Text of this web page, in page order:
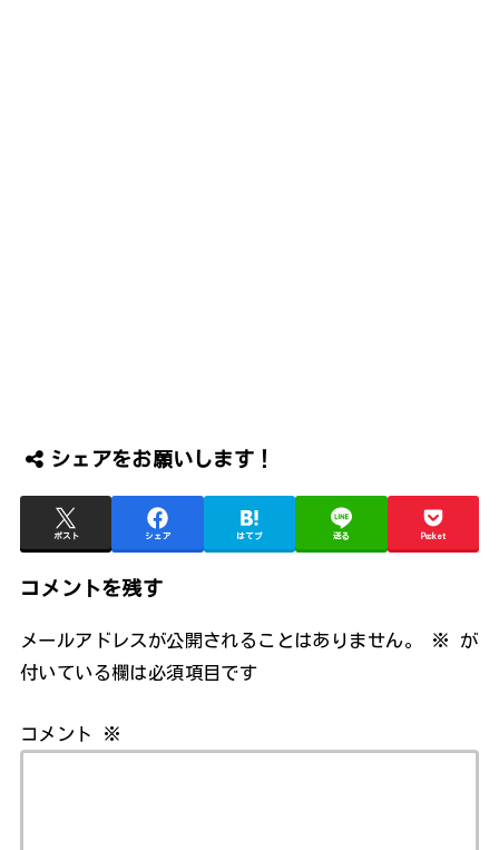
シェアをお願いします！
ポスト シェア はてブ 送る Pocket
コメントを残す
メールアドレスが公開されることはありません。 ※
が
付いている欄は必須項目です
コメント ※